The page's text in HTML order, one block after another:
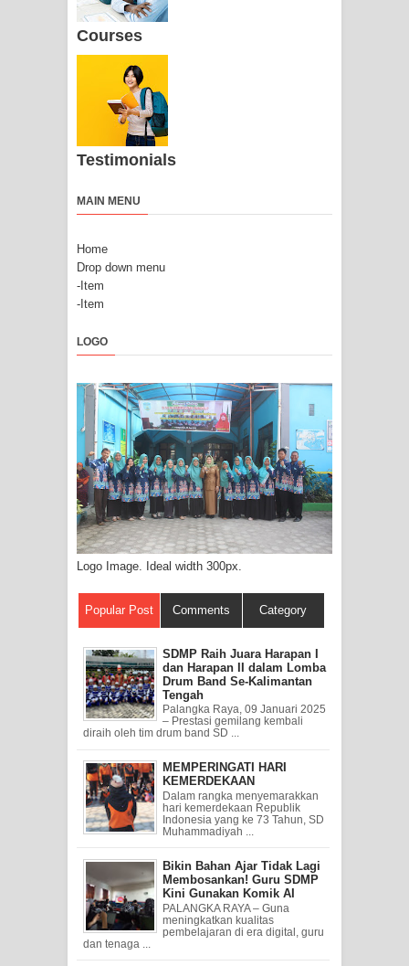
Courses
Testimonials
MAIN MENU
Home
Drop down menu
-Item
-Item
LOGO
Logo Image. Ideal width 300px.
Popular Post Comments Category
SDMP Raih Juara Harapan I
dan Harapan II dalam Lomba
Drum Band Se-Kalimantan
Tengah
Palangka Raya, 09 Januari 2025
– Prestasi gemilang kembali
diraih oleh tim drum band SD ...
MEMPERINGATI HARI
KEMERDEKAAN
Dalam rangka menyemarakkan
hari kemerdekaan Republik
Indonesia yang ke 73 Tahun, SD
Muhammadiyah ...
Bikin Bahan Ajar Tidak Lagi
Membosankan! Guru SDMP
Kini Gunakan Komik AI
PALANGKA RAYA – Guna
meningkatkan kualitas
pembelajaran di era digital, guru
dan tenaga ...